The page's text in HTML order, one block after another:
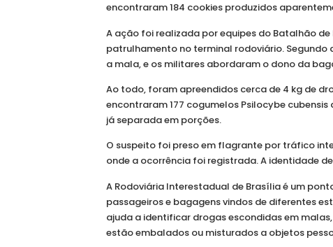
encontraram 184 cookies produzidos
A ação foi realizada por equipes do Batalhão
patrulhamento no terminal rodoviário.
a mala, e os militares abordaram o dono da
Ao todo, foram apreendidos cerca de 4 kg de
encontraram 177 cogumelos Psilocybe
já separada em porções.
O suspeito foi preso em flagrante por tráfico
onde a ocorrência foi registrada. A identidade
A Rodoviária Interestadual de Brasília é um
passageiros e bagagens vindos de diferentes
ajuda a identificar drogas escondidas em
estão embalados ou misturados a objetos